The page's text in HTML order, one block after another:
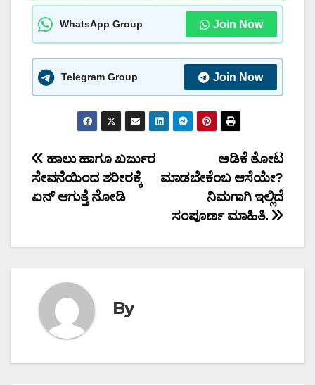
WhatsApp Group Join Now
Telegram Group Join Now
Post
navigation
ಅಡಿಕೆ ತೋಟ
ಮಾಡಬೇಕೆಂಬ ಆಸೆಯೇ?
ನಿಮಗಾಗಿ ಇಲ್ಲಿದೆ
ಸಂಪೂರ್ಣ ಮಾಹಿತಿ.
ಹಾಲು ಹಾಗೂ ಖರ್ಜುರ
ಸೇವನೆಯಿಂದ ಶರೀರಕ್ಕೆ
ಏನ್ ಆಗುತ್ತೆ ನೋಡಿ
By